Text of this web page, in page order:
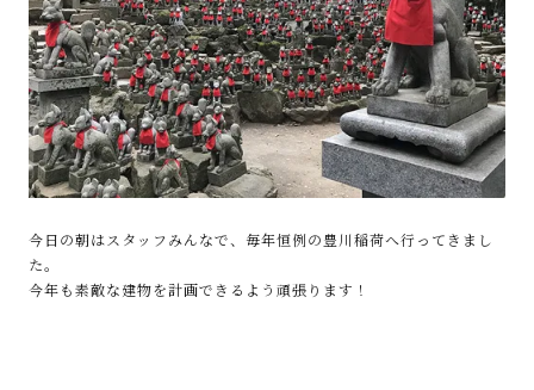
今日の朝はスタッフみんなで、毎年恒例の豊川稲荷へ行ってきまし
た。
今年も素敵な建物を計画できるよう頑張ります！